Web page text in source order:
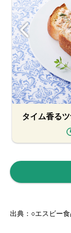
タイム香る
出典：○エスビー